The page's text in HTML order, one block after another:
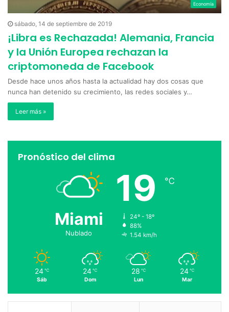
Economía
sábado, 14 de septiembre de 2019
¡Libra es Rechazada! Alemania, Francia
y la Unión Europea rechazan la
criptomoneda de Facebook
Desde hace unos años hasta la actualidad hay dos cosas que
nunca han detenido su crecimiento, las redes sociales y…
Leer más »
Pronóstico del clima
Miami
Nublado
19 ℃
24º - 18º
88%
1.54 km/h
24 ℃
Sáb
24 ℃
Dom
28 ℃
Lun
24 ℃
Mar